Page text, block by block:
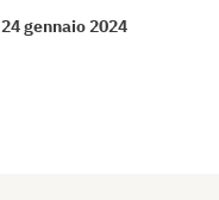
24 gennaio 2024